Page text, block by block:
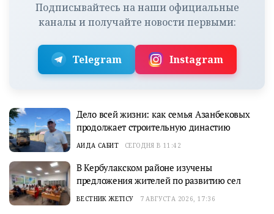
Подписывайтесь на наши официальные
каналы и получайте новости первыми:
Telegram Instagram
Дело всей жизни: как семья Азанбековых
продолжает строительную династию
АИДА САБИТ СЕГОДНЯ В 11:42
В Кербулакском районе изучены
предложения жителей по развитию сел
ВЕСТНИК ЖЕТІСУ 7 АВГУСТА 2026, 17:36